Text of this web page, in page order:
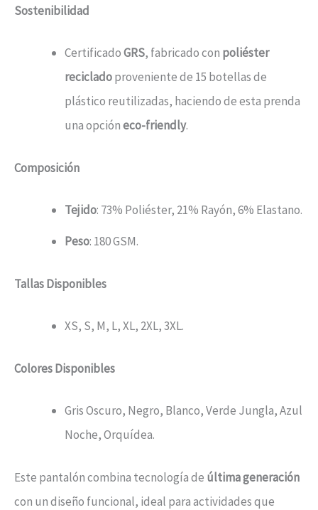
Sostenibilidad
CertificadoGRS, fabricado con poliéster
recicladoproveniente de 15 botellas de
plástico reutilizadas, haciendo de esta prenda
una opcióneco-friendly.
Composición
Tejido: 73% Poliéster, 21% Rayón, 6% Elastano.
Peso: 180 GSM.
Tallas Disponibles
XS, S, M, L, XL, 2XL, 3XL.
Colores Disponibles
Gris Oscuro, Negro, Blanco, Verde Jungla, Azul
Noche, Orquídea.
Este pantalón combina tecnología de última generación
con un diseño funcional, ideal para actividades que